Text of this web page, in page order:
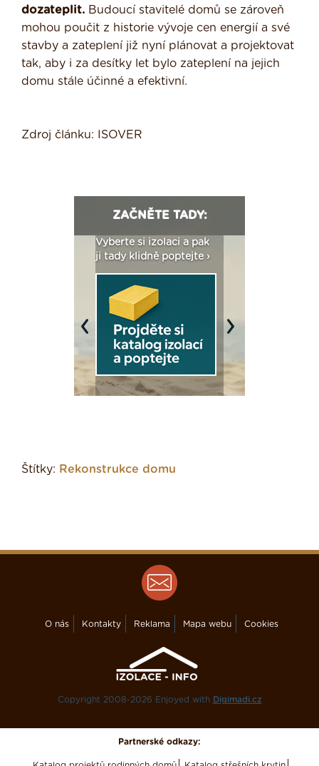
dozateplit. Budoucí stavitelé domů se zároveň
mohou poučit z historie vývoje cen energií a své
stavby a zateplení již nyní plánovat a projektovat
tak, aby i za desítky let bylo zateplení na jejich
domu stále účinné a efektivní.
Zdroj článku: ISOVER
ZAČNĚTE TADY:
Vyberte si izolaci a pak
ji tady klidně poptejte ›
Previous Next
Štítky: Rekonstrukce domu
O nás Kontakty Reklama Mapa webu Cookies
Copyright 2008-2026 Enjoyed with Digimadi.cz
Partnerské odkazy: